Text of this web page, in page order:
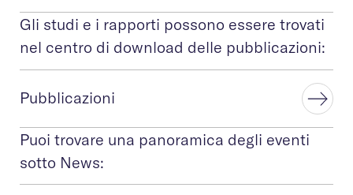
Gli studi e i rapporti possono essere trovati
nel centro di download delle pubblicazioni:
Pubblicazioni
Puoi trovare una panoramica degli eventi
sotto News: